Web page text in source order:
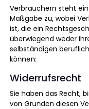
Verbrauchern steht
Maßgabe zu, wobei
ist, die ein
überwiegend weder
selbständigen
können:
Widerrufsrecht
Sie haben das Recht,
von Gründen diesen